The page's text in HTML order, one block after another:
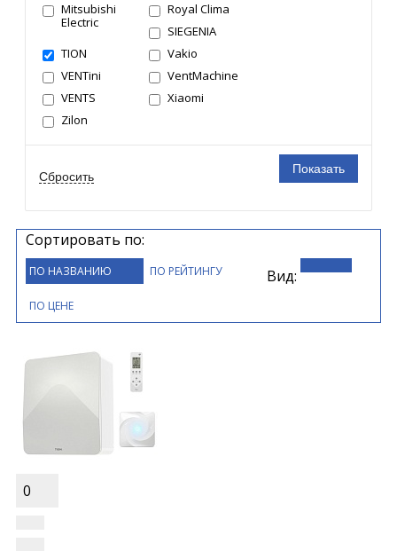
Mitsubishi
Electric
Royal Clima
SIEGENIA
TION
Vakio
VENTini
VentMachine
VENTS
Xiaomi
Zilon
Сортировать по:
ПО НАЗВАНИЮ ПО РЕЙТИНГУ
ПО ЦЕНЕ
Вид:
0